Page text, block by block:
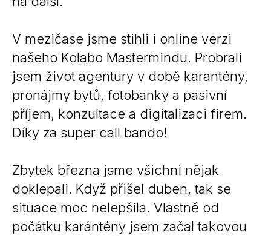
V mezičase jsme stihli i online verzi
našeho Kolabo Mastermindu. Probrali
jsem život agentury v době karantény,
pronájmy bytů, fotobanky a pasivní
příjem, konzultace a digitalizaci firem.
Díky za super call bando!
Zbytek března jsme všichni nějak
doklepali. Když přišel duben, tak se
situace moc nelepšila. Vlastně od
počátku karántény jsem začal takovou